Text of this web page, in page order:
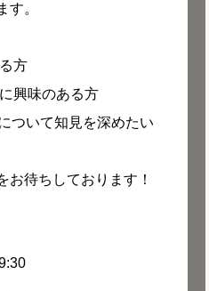
す。
方
興味のある方
ついて知見を深めたい
お待ちしております！